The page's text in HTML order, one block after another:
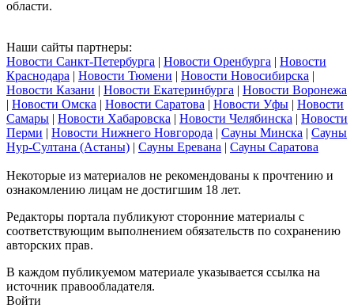
области.
Наши сайты партнеры:
Новости Санкт-Петербурга | Новости Оренбурга | Новости
Краснодара | Новости Тюмени | Новости Новосибирска |
Новости Казани | Новости Екатеринбурга | Новости Воронежа
| Новости Омска | Новости Саратова | Новости Уфы | Новости
Самары | Новости Хабаровска | Новости Челябинска | Новости
Перми | Новости Нижнего Новгорода | Сауны Минска | Сауны
Нур-Султана (Астаны) | Сауны Еревана | Сауны Саратова
Некоторые из материалов не рекомендованы к прочтению и
ознакомлению лицам не достигшим 18 лет.
Редакторы портала публикуют сторонние материалы с
соответствующим выполнением обязательств по сохранению
авторских прав.
В каждом публикуемом материале указывается ссылка на
источник правообладателя.
Войти